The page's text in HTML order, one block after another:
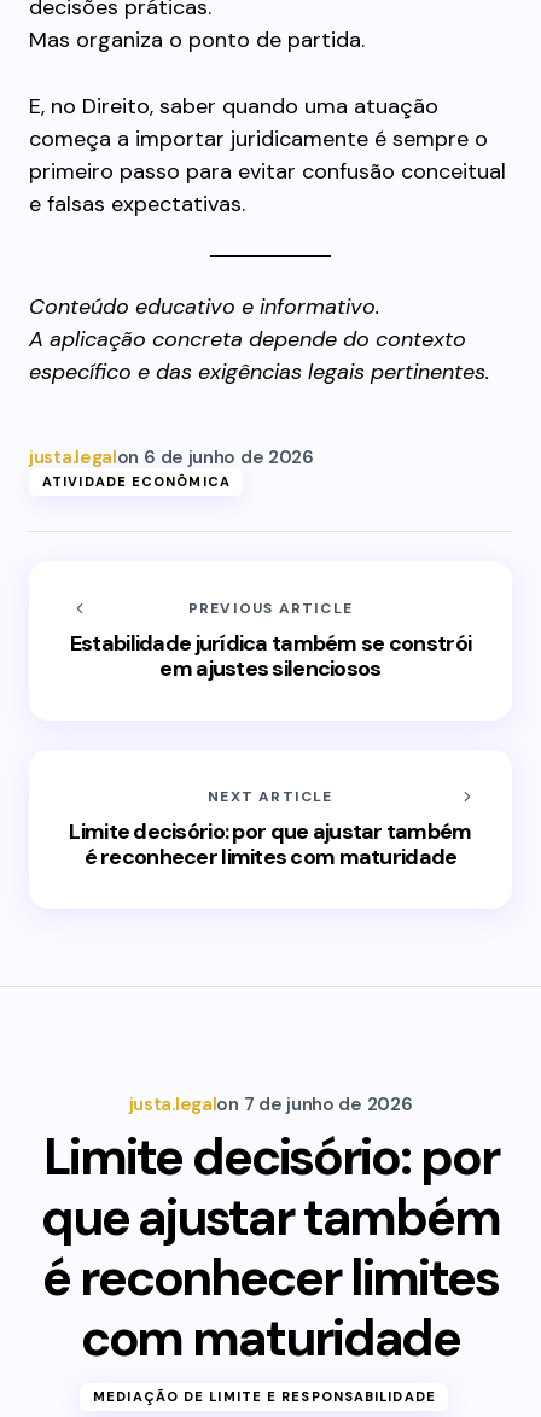
decisões práticas.
Mas organiza o ponto de partida.
E, no Direito, saber quando uma atuação
começa a importar juridicamente é sempre o
primeiro passo para evitar confusão conceitual
e falsas expectativas.
Conteúdo educativo e informativo.
A aplicação concreta depende do contexto
específico e das exigências legais pertinentes.
justa.legalon 6 de junho de 2026
ATIVIDADE ECONÔMICA
PREVIOUS ARTICLE
Estabilidade jurídica também se constrói
em ajustes silenciosos
NEXT ARTICLE
Limite decisório: por que ajustar também
é reconhecer limites com maturidade
justa.legalon 7 de junho de 2026
Limite decisório: por
que ajustar também
é reconhecer limites
com maturidade
MEDIAÇÃO DE LIMITE E RESPONSABILIDADE